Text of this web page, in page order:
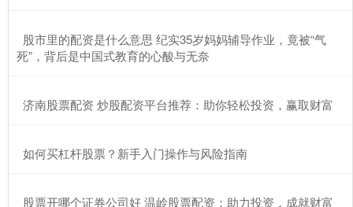
​股市里的配资是什么意思 纪实35岁妈妈辅导作业，竟被“气
死”，背后是中国式教育的心酸与无奈
​济南股票配资 炒股配资平台推荐：助你轻松投资，赢取财富
​如何买杠杆股票？新手入门操作与风险指南
​股票开哪个证券公司好 温岭股票配资：助力投资，成就财富